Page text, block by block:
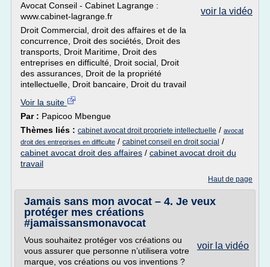
voir la vidéo
Avocat Conseil - Cabinet Lagrange :
www.cabinet-lagrange.fr
Droit Commercial, droit des affaires et de la
concurrence, Droit des sociétés, Droit des
transports, Droit Maritime, Droit des
entreprises en difficulté, Droit social, Droit
des assurances, Droit de la propriété
intellectuelle, Droit bancaire, Droit du travail
Voir la suite
Par : Papicoo Mbengue
Thèmes liés : cabinet avocat droit propriete intellectuelle / avocat
droit des entreprises en difficulte / cabinet conseil en droit social /
cabinet avocat droit des affaires / cabinet avocat droit du
travail
Haut de page
Jamais sans mon avocat – 4. Je veux
protéger mes créations
#jamaissansmonavocat
voir la vidéo
Vous souhaitez protéger vos créations ou
vous assurer que personne n’utilisera votre
marque, vos créations ou vos inventions ?